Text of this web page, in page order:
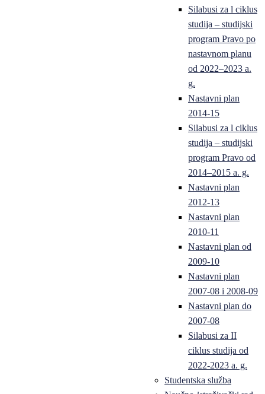
Silabusi za l ciklus
studija – studijski
program Pravo po
nastavnom planu
od 2022–2023 a.
g.
Nastavni plan
2014-15
Silabusi za l ciklus
studija – studijski
program Pravo od
2014–2015 a. g.
Nastavni plan
2012-13
Nastavni plan
2010-11
Nastavni plan od
2009-10
Nastavni plan
2007-08 i 2008-09
Nastavni plan do
2007-08
Silabusi za II
ciklus studija od
2022-2023 a. g.
Studentska služba